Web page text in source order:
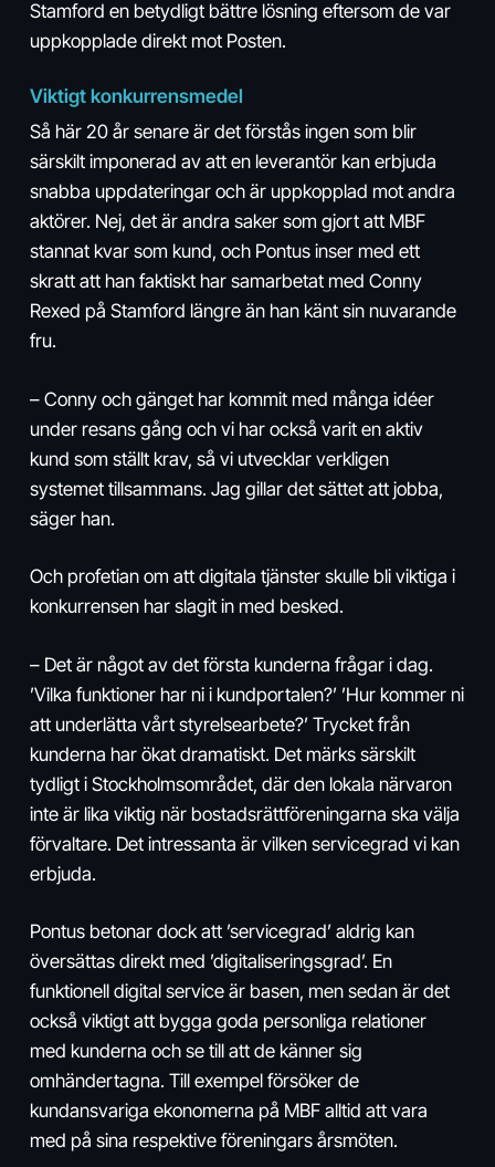
Stamford en betydligt bättre lösning eftersom de var
uppkopplade direkt mot Posten.
Viktigt konkurrensmedel
Så här 20 år senare är det förstås ingen som blir
särskilt imponerad av att en leverantör kan erbjuda
snabba uppdateringar och är uppkopplad mot andra
aktörer. Nej, det är andra saker som gjort att MBF
stannat kvar som kund, och Pontus inser med ett
skratt att han faktiskt har samarbetat med Conny
Rexed på Stamford längre än han känt sin nuvarande
fru.
– Conny och gänget har kommit med många idéer
under resans gång och vi har också varit en aktiv
kund som ställt krav, så vi utvecklar verkligen
systemet tillsammans. Jag gillar det sättet att jobba,
säger han.
Och profetian om att digitala tjänster skulle bli viktiga i
konkurrensen har slagit in med besked.
– Det är något av det första kunderna frågar i dag.
’Vilka funktioner har ni i kundportalen?’ ’Hur kommer ni
att underlätta vårt styrelsearbete?’ Trycket från
kunderna har ökat dramatiskt. Det märks särskilt
tydligt i Stockholmsområdet, där den lokala närvaron
inte är lika viktig när bostadsrättföreningarna ska välja
förvaltare. Det intressanta är vilken servicegrad vi kan
erbjuda.
Pontus betonar dock att ’servicegrad’ aldrig kan
översättas direkt med ’digitaliseringsgrad’. En
funktionell digital service är basen, men sedan är det
också viktigt att bygga goda personliga relationer
med kunderna och se till att de känner sig
omhändertagna. Till exempel försöker de
kundansvariga ekonomerna på MBF alltid att vara
med på sina respektive föreningars årsmöten.